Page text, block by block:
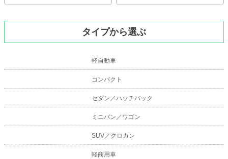
タイプから選ぶ
軽自動車
コンパクト
セダン／ハッチバック
ミニバン／ワゴン
SUV／クロカン
軽商用車